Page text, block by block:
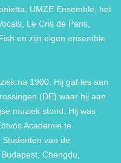
UMZE Ensemble, het
Le Cris de Paris,
en zijn eigen ensemble
na 1900. Hij gaf les aan
(DE) waar hij aan
muziek stond. Hij was
Academie te
van de
Chengdu,